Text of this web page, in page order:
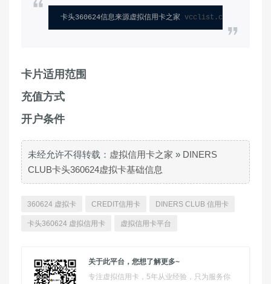
卡头360624信息来源虚拟信用卡之家 vcclist.com
卡片适用范围
充值方式
开户条件
未经允许不得转载： 虚拟信用卡之家 » DINERS
CLUB卡头360624虚拟卡基础信息
360624 虚拟卡 CREDIT信用卡 DINERS CLUB 信用卡
卡头360624 虚拟信用卡 虚拟信用卡平台
关于此平台，您想了解更多~
专注虚拟信用卡，5年从业经验，只为服务你